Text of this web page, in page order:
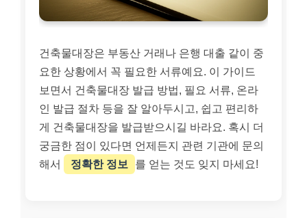
건축물대장은 부동산 거래나 은행 대출 같이 중
요한 상황에서 꼭 필요한 서류예요. 이 가이드
보면서 건축물대장 발급 방법, 필요 서류, 온라
인 발급 절차 등을 잘 알아두시고, 쉽고 편리하
게 건축물대장을 발급받으시길 바라요. 혹시 더
궁금한 점이 있다면 언제든지 관련 기관에 문의
해서
정확한 정보 를 얻는 것도 잊지 마세요!